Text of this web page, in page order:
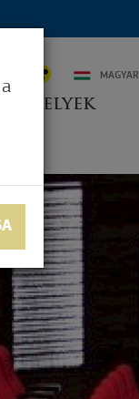
MAGYAR